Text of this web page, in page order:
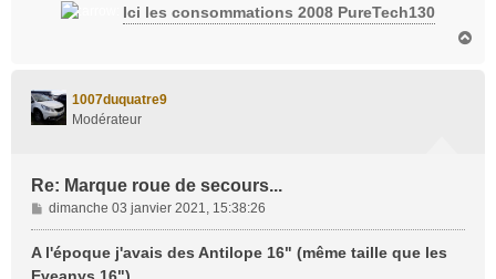
Ici les consommations 2008 PureTech130
1007duquatre9
Modérateur
Re: Marque roue de secours...
M
e
s
dimanche 03 janvier 2021, 15:38:26
A l'époque j'avais des Antilope 16" (même taille que les